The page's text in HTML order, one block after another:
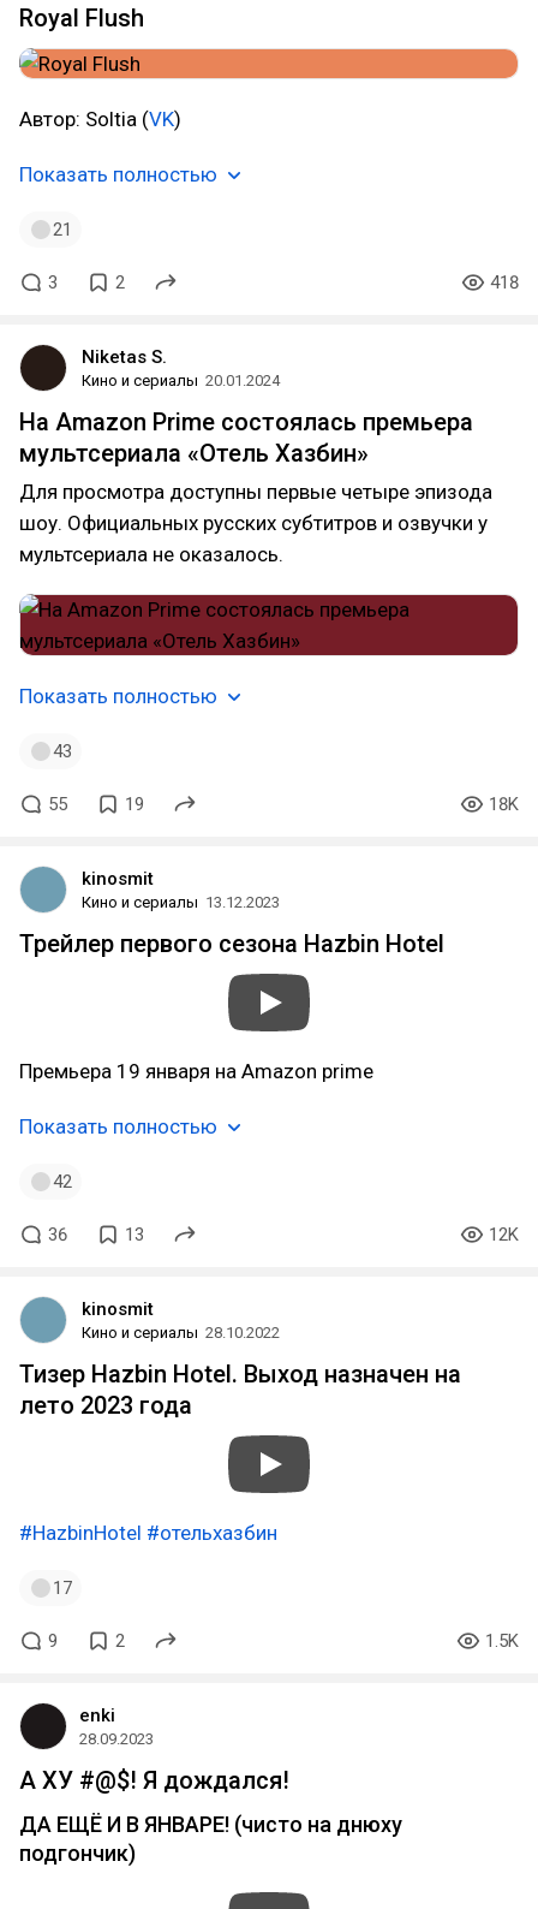
Royal Flush
Автор: Soltia (VK)
Показать полностью
21
3 2 418
Niketas S.
Кино и сериалы 20.01.2024
На Amazon Prime состоялась премьера
мультсериала «‎Отель Хазбин»
Для просмотра доступны первые четыре эпизода
шоу. Официальных русских субтитров и озвучки у
мультсериала не оказалось.
Показать полностью
43
55 19 18K
kinosmit
Кино и сериалы 13.12.2023
Трейлер первого сезона Hazbin Hotel
Премьера 19 января на Amazon prime
Показать полностью
42
36 13 12K
kinosmit
Кино и сериалы 28.10.2022
Тизер Hazbin Hotel. Выход назначен на
лето 2023 года
#HazbinHotel #отельхазбин
17
9 2 1.5K
enki
28.09.2023
А ХУ #@$! Я дождался!
ДА ЕЩЁ И В ЯНВАРЕ! (чисто на днюху
подгончик)